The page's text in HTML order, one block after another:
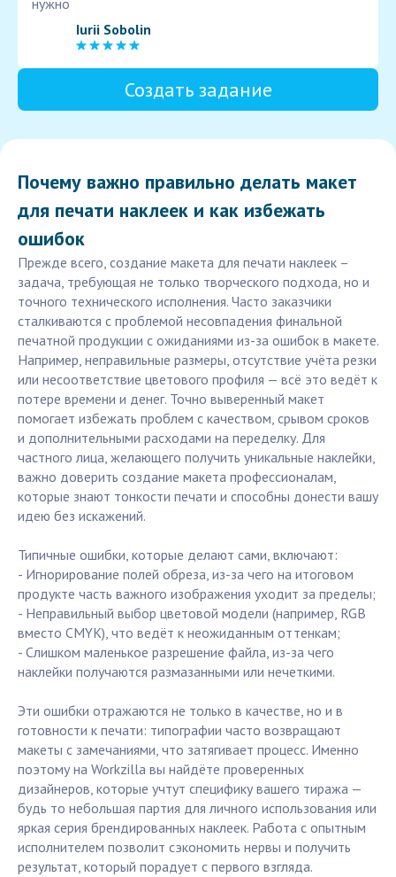
нужно
Iurii Sobolin
Создать задание
Почему важно правильно делать макет
для печати наклеек и как избежать
ошибок
Прежде всего, создание макета для печати наклеек –
задача, требующая не только творческого подхода, но и
точного технического исполнения. Часто заказчики
сталкиваются с проблемой несовпадения финальной
печатной продукции с ожиданиями из-за ошибок в макете.
Например, неправильные размеры, отсутствие учёта резки
или несоответствие цветового профиля — всё это ведёт к
потере времени и денег. Точно выверенный макет
помогает избежать проблем с качеством, срывом сроков
и дополнительными расходами на переделку. Для
частного лица, желающего получить уникальные наклейки,
важно доверить создание макета профессионалам,
которые знают тонкости печати и способны донести вашу
идею без искажений.
Типичные ошибки, которые делают сами, включают:
- Игнорирование полей обреза, из-за чего на итоговом
продукте часть важного изображения уходит за пределы;
- Неправильный выбор цветовой модели (например, RGB
вместо CMYK), что ведёт к неожиданным оттенкам;
- Слишком маленькое разрешение файла, из-за чего
наклейки получаются размазанными или нечеткими.
Эти ошибки отражаются не только в качестве, но и в
готовности к печати: типографии часто возвращают
макеты с замечаниями, что затягивает процесс. Именно
поэтому на Workzilla вы найдёте проверенных
дизайнеров, которые учтут специфику вашего тиража —
будь то небольшая партия для личного использования или
яркая серия брендированных наклеек. Работа с опытным
исполнителем позволит сэкономить нервы и получить
результат, который порадует с первого взгляда.